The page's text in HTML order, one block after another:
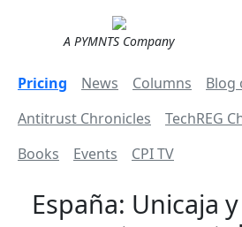
A PYMNTS Company
Pricing News Columns
Blog
Antitrust Chronicles
TechREG
Books
Events CPI TV
España: Unicaja